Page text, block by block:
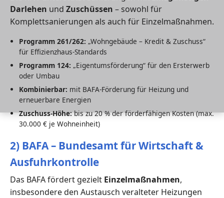
Darlehen und Zuschüssen – sowohl für
Komplettsanierungen als auch für Einzelmaßnahmen.
Programm 261/262: „Wohngebäude – Kredit & Zuschuss“
für Effizienzhaus-Standards
Programm 124: „Eigentumsförderung“ für den Ersterwerb
oder Umbau
Kombinierbar: mit BAFA-Förderung für Heizung und
erneuerbare Energien
Zuschuss-Höhe:bis zu 20 % der förderfähigen Kosten (max.
30.000 € je Wohneinheit)
2) BAFA – Bundesamt für Wirtschaft &
Ausfuhrkontrolle
Das BAFA fördert gezielt Einzelmaßnahmen,
insbesondere den Austausch veralteter Heizungen